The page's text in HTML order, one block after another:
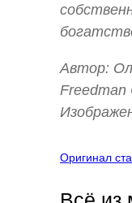
Автор:
Freedman
Оригинал